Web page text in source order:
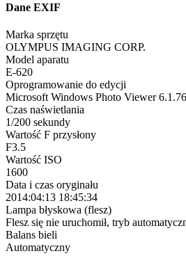
Dane EXIF
Marka sprzętu
OLYMPUS IMAGING CORP.
Model aparatu
E-620
Oprogramowanie do edycji
Microsoft Windows Photo Viewer
Czas naświetlania
1/200 sekundy
Wartość F przysłony
F3.5
Wartość ISO
1600
Data i czas oryginału
2014:04:13 18:45:34
Lampa błyskowa (flesz)
Flesz się nie uruchomił, tryb
Balans bieli
Automatyczny